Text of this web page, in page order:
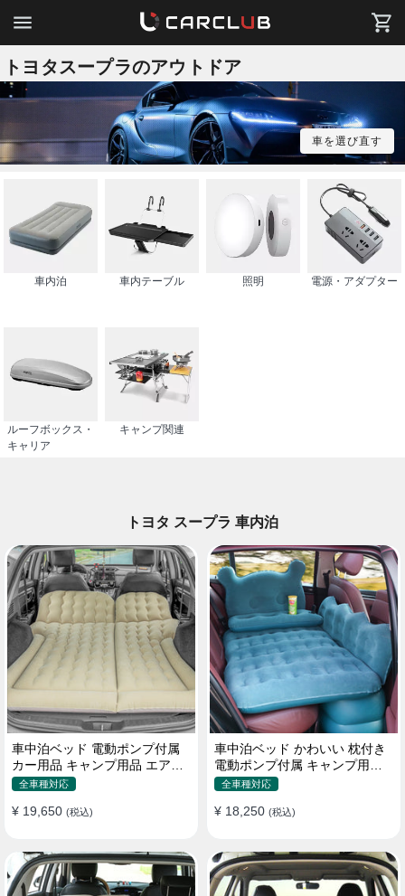
トヨタスープラのアウトドア
車を選び直す
車内泊 車内テーブル 照明 電源・アダプター
ルーフボックス・
キャリア
キャンプ関連
トヨタ スープラ 車内泊
車中泊ベッド 電動ポンプ付属
カー用品 キャンプ用品 エアー
ベッド SUV車 普通車適用
全車種対応
¥ 19,650 (税込)
車中泊ベッド かわいい 枕付き
電動ポンプ付属 キャンプ用品
全車種対応
¥ 18,250 (税込)